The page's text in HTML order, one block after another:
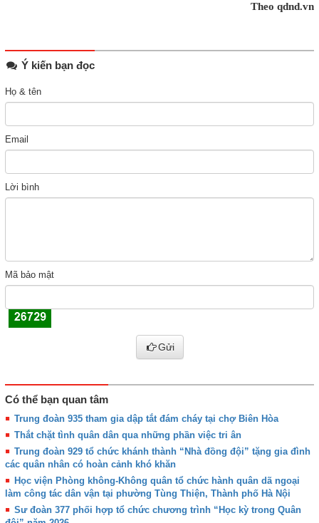
Theo qdnd.vn
Ý kiến bạn đọc
Họ & tên
Email
Lời bình
Mã bảo mật
Gửi
Có thể bạn quan tâm
Trung đoàn 935 tham gia dập tắt đám cháy tại chợ Biên Hòa
Thắt chặt tình quân dân qua những phần việc tri ân
Trung đoàn 929 tổ chức khánh thành “Nhà đồng đội” tặng gia đình
các quân nhân có hoàn cảnh khó khăn
Học viện Phòng không-Không quân tổ chức hành quân dã ngoại
làm công tác dân vận tại phường Tùng Thiện, Thành phố Hà Nội
Sư đoàn 377 phối hợp tổ chức chương trình “Học kỳ trong Quân